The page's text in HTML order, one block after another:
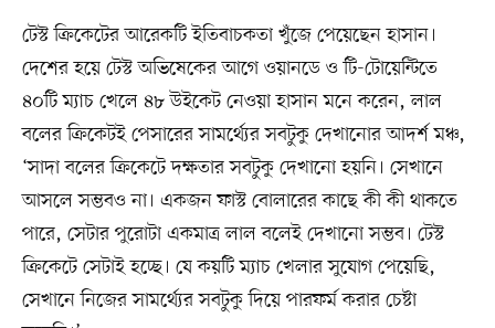
টেস্ট ক্রিকেটের আরেকটি ইতিবাচকতা খুঁজে পেয়েছেন হাসান।
দেশের হয়ে টেস্ট অভিষেকের আগে ওয়ানডে ও টি-টোয়েন্টিতে
৪০টি ম্যাচ খেলে ৪৮ উইকেট নেওয়া হাসান মনে করেন, লাল
বলের ক্রিকেটই পেসারের সামর্থ্যের সবটুকু দেখানোর আদর্শ মঞ্চ,
‘সাদা বলের ক্রিকেটে দক্ষতার সবটুকু দেখানো হয়নি। সেখানে
আসলে সম্ভবও না। একজন ফাস্ট বোলারের কাছে কী কী থাকতে
পারে, সেটার পুরোটা একমাত্র লাল বলেই দেখানো সম্ভব। টেস্ট
ক্রিকেটে সেটাই হচ্ছে। যে কয়টি ম্যাচ খেলার সুযোগ পেয়েছি,
সেখানে নিজের সামর্থ্যের সবটুকু দিয়ে পারফর্ম করার চেষ্টা